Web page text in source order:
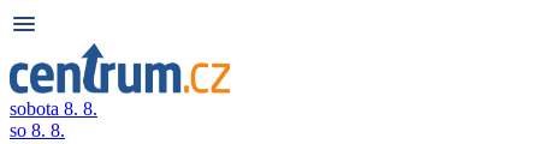
sobota 8. 8.
so 8. 8.